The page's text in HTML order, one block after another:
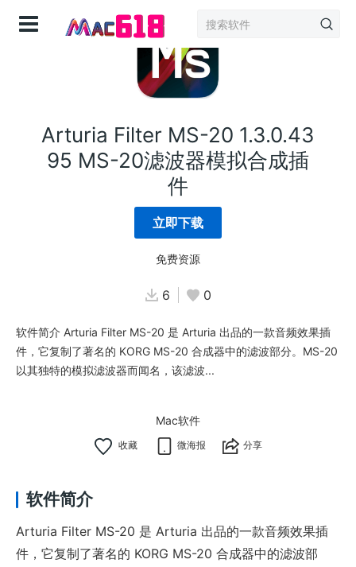
Arturia Filter MS-20 1.3.0.43
95 MS-20滤波器模拟合成插
件
立即下载
免费资源
6 0
软件简介 Arturia Filter MS-20 是 Arturia 出品的一款音频效果插
件，它复制了著名的 KORG MS-20 合成器中的滤波部分。MS-20
以其独特的模拟滤波器而闻名，该滤波...
Mac软件
微海报 分享
软件简介
Arturia Filter MS-20 是 Arturia 出品的一款音频效果插
件，它复制了著名的 KORG MS-20 合成器中的滤波部